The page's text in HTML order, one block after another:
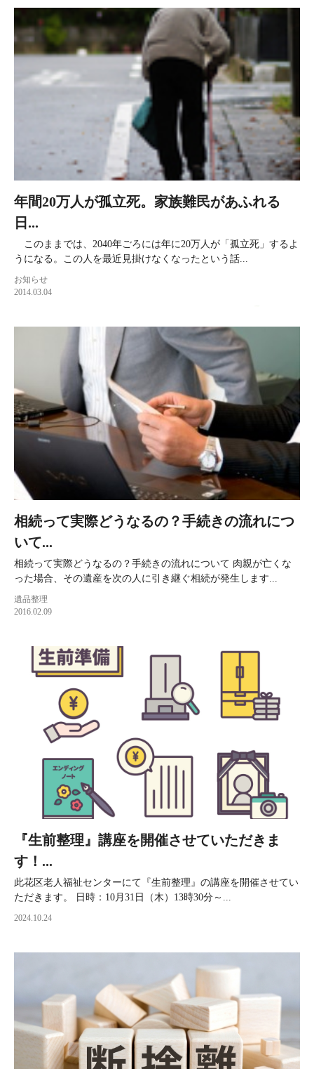
年間20万人が孤立死。家族難民があふれる
日...
このままでは、2040年ごろには年に20万人が「孤立死」するよ
うになる。この人を最近見掛けなくなったという話...
お知らせ
2014.03.04
相続って実際どうなるの？手続きの流れにつ
いて...
相続って実際どうなるの？手続きの流れについて 肉親が亡くな
った場合、その遺産を次の人に引き継ぐ相続が発生します...
遺品整理
2016.02.09
『生前整理』講座を開催させていただきま
す！...
此花区老人福祉センターにて『生前整理』の講座を開催させてい
ただきます。 日時：10月31日（木）13時30分～...
2024.10.24